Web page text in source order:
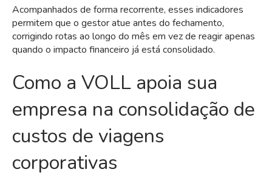
Acompanhados de forma recorrente, esses indicadores
permitem que o gestor atue antes do fechamento,
corrigindo rotas ao longo do mês em vez de reagir apenas
quando o impacto financeiro já está consolidado.
Como a VOLL apoia sua
empresa na consolidação de
custos de viagens
corporativas